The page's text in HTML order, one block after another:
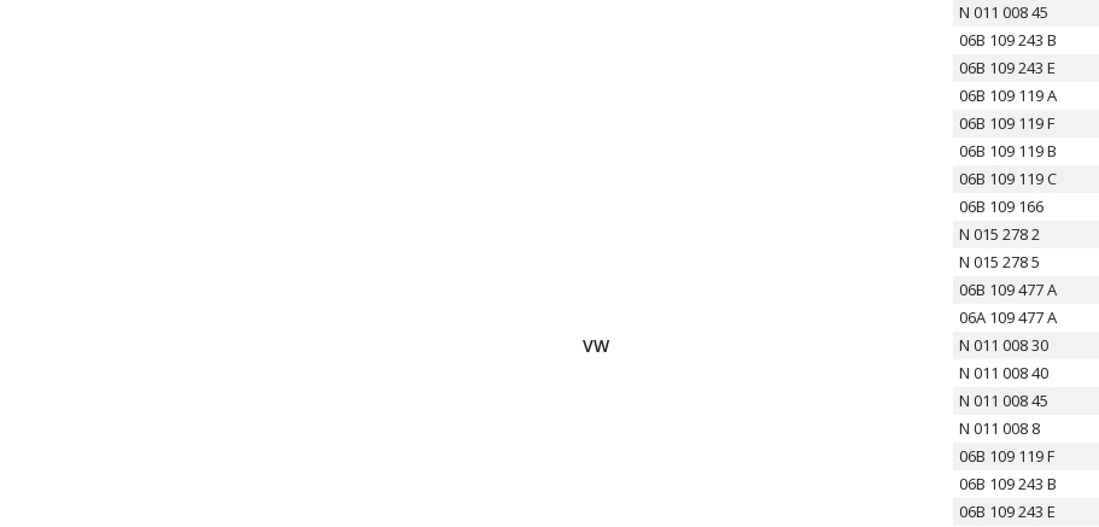
N 011 008 45
06B 109 243 B
06B 109 243 E
06B 109 119 A
06B 109 119 F
06B 109 119 B
06B 109 119 C
06B 109 166
N 015 278 2
N 015 278 5
06B 109 477 A
06A 109 477 A
VW N 011 008 30
N 011 008 40
N 011 008 45
N 011 008 8
06B 109 119 F
06B 109 243 B
06B 109 243 E